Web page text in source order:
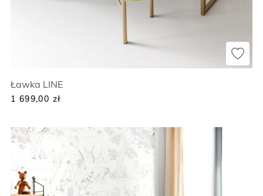
Ławka LINE
1 699,00 zł